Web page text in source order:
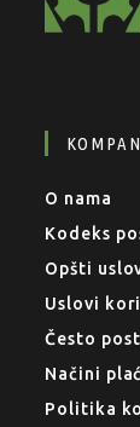
O nama
Kodeks
Opšti
Uslovi
Često
Načini
Politika